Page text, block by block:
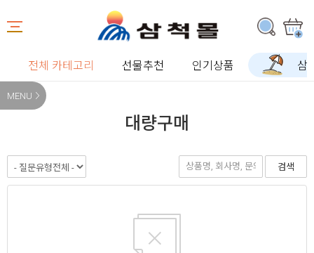
전체 카테고리 선물추천 인기상품 삼
MENU
대량구매
검색